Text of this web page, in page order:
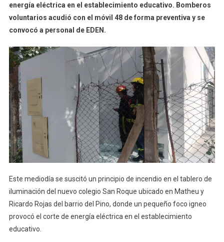
energía eléctrica en el establecimiento educativo. Bomberos
voluntarios acudió con el móvil 48 de forma preventiva y se
convocó a personal de EDEN.
Este mediodía se suscitó un principio de incendio en el tablero de
iluminación del nuevo colegio San Roque ubicado en Matheu y
Ricardo Rojas del barrio del Pino, donde un pequeño foco igneo
provocó el corte de energía eléctrica en el establecimiento
educativo.